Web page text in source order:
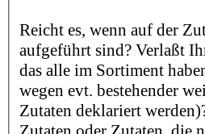
Reicht es, wenn auf der
aufgeführt sind? Verlaßt
das alle im Sortiment
wegen evt. bestehender
Zutaten deklariert